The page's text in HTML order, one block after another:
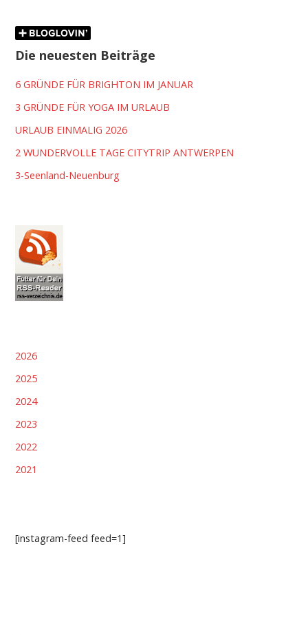
Die neuesten Beiträge
6 GRÜNDE FÜR BRIGHTON IM JANUAR
3 GRÜNDE FÜR YOGA IM URLAUB
URLAUB EINMALIG 2026
2 WUNDERVOLLE TAGE CITYTRIP ANTWERPEN
3-Seenland-Neuenburg
2026
2025
2024
2023
2022
2021
[instagram-feed feed=1]